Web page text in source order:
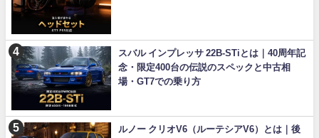
スバル インプレッサ 22B-STiとは｜40周年記
念・限定400台の伝説のスペックと中古相
場・GT7での乗り方
ルノー クリオV6（ルーテシアV6）とは｜後